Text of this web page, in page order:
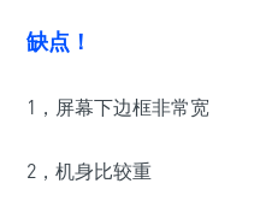
缺点！
1，屏幕下边框非常宽
2，机身比较重